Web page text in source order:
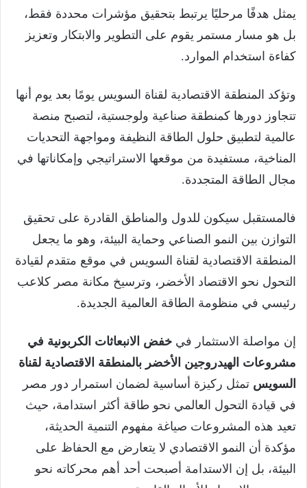
يمثل هدفًا مرحليًا يرتبط بتحقيق مؤشرات محددة فقط،
بل هو مسار مستمر يقوم على التطوير والابتكار وتعزيز
كفاءة استخدام الموارد.
وتؤكد المنطقة الاقتصادية لقناة السويس يومًا بعد يوم أنها
تتجاوز دورها كمنطقة صناعية ولوجستية، لتصبح منصة
عالمية لتطبيق حلول الطاقة النظيفة ومواجهة التحديات
المناخية، مستفيدة من موقعها الاستراتيجي وإمكاناتها في
مجال الطاقة المتجددة.
فالمستقبل سيكون للدول والمناطق القادرة على تحقيق
التوازن بين النمو الصناعي وحماية البيئة، وهو ما يجعل
المنطقة الاقتصادية لقناة السويس في موقع متقدم لقيادة
التحول نحو الاقتصاد الأخضر، وترسيخ مكانة مصر كلاعب
رئيسي في منظومة الطاقة العالمية الجديدة.
إن مواصلة الاستثمار في خفض الانبعاثات الكربونية في
مشروعات الهيدروجين الأخضر بالمنطقة الاقتصادية لقناة
السويس تمثل ركيزة أساسية لضمان استمرار دور مصر
في قيادة التحول العالمي نحو طاقة أكثر استدامة، حيث
تعيد هذه المشروعات صياغة مفهوم التنمية الحديثة،
مؤكدة أن النمو الاقتصادي لا يتعارض مع الحفاظ على
البيئة، بل إن الاستدامة أصبحت أحد أهم محركاته نحو